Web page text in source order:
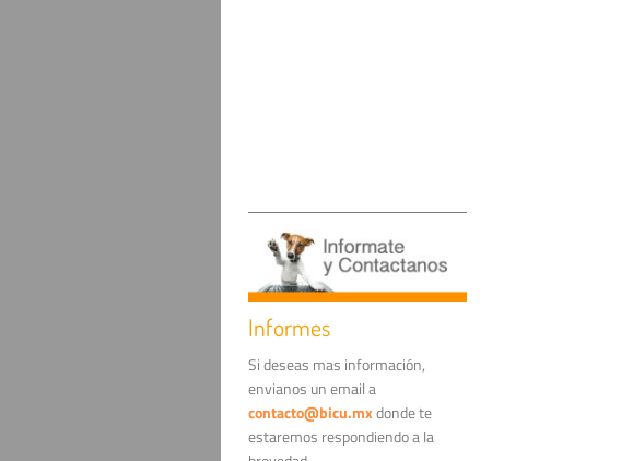
Informes
Si deseas mas información,
envianos un email a
contacto@bicu.mxdonde te
estaremos respondiendo a la